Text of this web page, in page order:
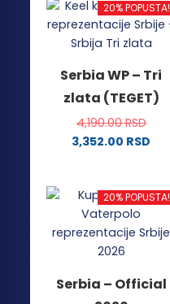
20% POPUSTA!
Serbia WP – Tri
zlata (TEGET)
4,190.00RSD
3,352.00 RSD
ima
više
varijanti.
Opcije
biti
20% POPUSTA!
Serbia – Official